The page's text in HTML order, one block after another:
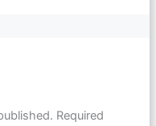
Required